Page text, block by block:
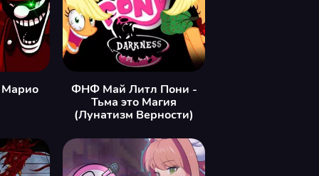
ФНФ Май Литл Пони -
Тьма это Магия
(Лунатизм Верности)